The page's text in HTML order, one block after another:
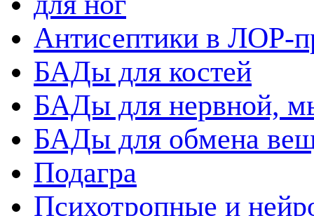
Антисептики в ЛОР-
БАДы для костей
БАДы для нервной,
БАДы для обмена
Подагра
Психотропные и